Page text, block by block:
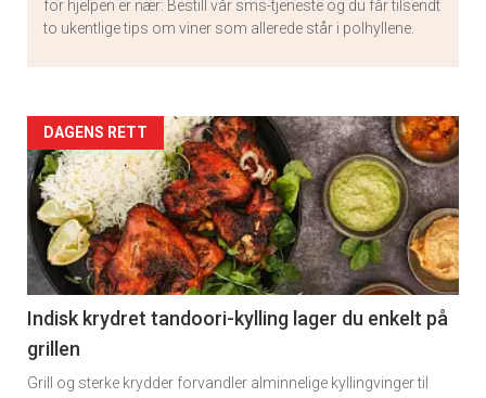
for hjelpen er nær: Bestill vår sms-tjeneste og du får tilsendt
to ukentlige tips om viner som allerede står i polhyllene.
Artikler
detail
-
section
11
DAGENS RETT
Indisk krydret tandoori-kylling lager du enkelt på
grillen
Grill og sterke krydder forvandler alminnelige kyllingvinger til